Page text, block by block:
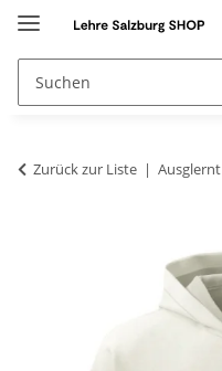
Zurück zur Liste Ausglernt